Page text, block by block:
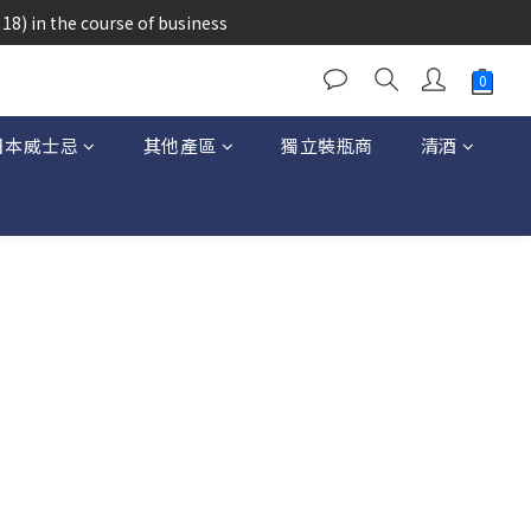
的酒類。
in the course of business
本威士忌 其他產區 獨立裝瓶商 清酒